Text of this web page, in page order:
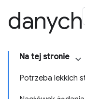
danych
Na tej stronie
Potrzeba lekkich